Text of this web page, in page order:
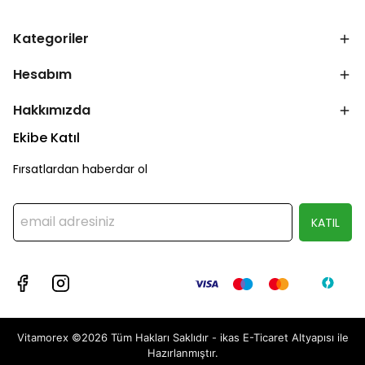
Kategoriler
Hesabım
Hakkımızda
Ekibe Katıl
Fırsatlardan haberdar ol
KATIL
Vitamorex ©2026 Tüm Hakları Saklıdır - ikas E-Ticaret Altyapısı ile
Hazırlanmıştır.